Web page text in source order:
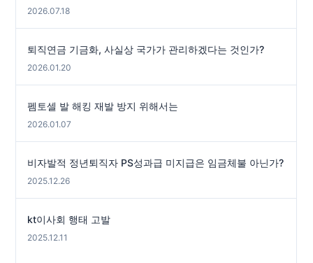
2026.07.18
퇴직연금 기금화, 사실상 국가가 관리하겠다는 것인가?
2026.01.20
펨토셀 발 해킹 재발 방지 위해서는
2026.01.07
비자발적 정년퇴직자 PS성과급 미지급은 임금체불 아닌가?
2025.12.26
kt이사회 행태 고발
2025.12.11